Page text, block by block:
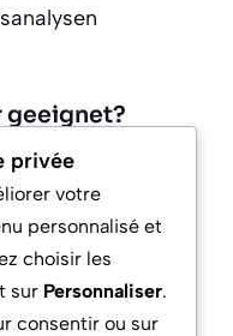
geeignet?
Einsteiger leicht
Scanprofile
der
privée
votre
personnalisé et
choisir les
sur Personnaliser.
consentir ou sur